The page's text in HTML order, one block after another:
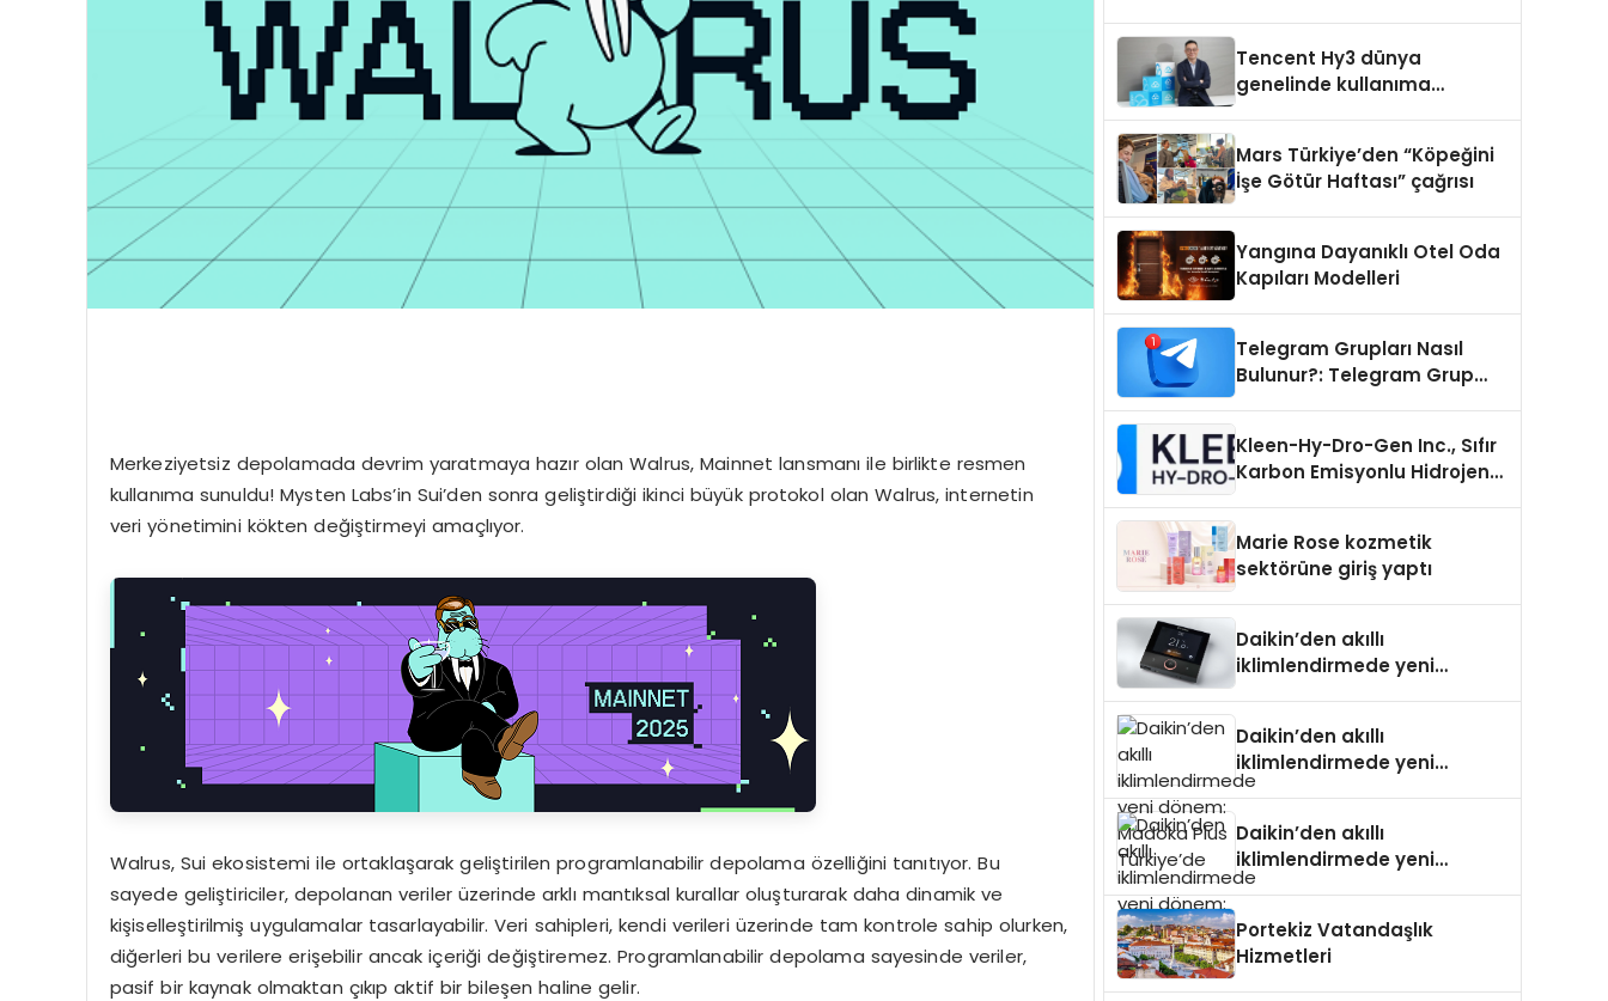
Merkeziyetsiz depolamada devrim yaratmaya hazır olan Walrus, Mainnet lansmanı ile birlikte resmen
kullanıma sunuldu! Mysten Labs’in Sui’den sonra geliştirdiği ikinci büyük protokol olan Walrus, internetin
veri yönetimini kökten değiştirmeyi amaçlıyor.
Walrus, Sui ekosistemi ile ortaklaşarak geliştirilen programlanabilir depolama özelliğini tanıtıyor. Bu
sayede geliştiriciler, depolanan veriler üzerinde arklı mantıksal kurallar oluşturarak daha dinamik ve
kişiselleştirilmiş uygulamalar tasarlayabilir. Veri sahipleri, kendi verileri üzerinde tam kontrole sahip olurken,
diğerleri bu verilere erişebilir ancak içeriği değiştiremez. Programlanabilir depolama sayesinde veriler,
pasif bir kaynak olmaktan çıkıp aktif bir bileşen haline gelir.
Tencent Hy3 dünya
genelinde kullanıma
Mars Türkiye’den “Köpeğini
İşe Götür Haftası” çağrısı
Yangına Dayanıklı Otel Oda
Kapıları Modelleri
Telegram Grupları Nasıl
Bulunur?: Telegram Grup
Kleen-Hy-Dro-Gen Inc., Sıfır
Karbon Emisyonlu Hidrojen
Aldı
Marie Rose kozmetik
sektörüne giriş yaptı
Daikin’den akıllı
iklimlendirmede yeni
Daikin’den akıllı
iklimlendirmede yeni
dönem: Madoka Plus
Daikin’den akıllı
iklimlendirmede yeni
dönem: Madoka Plus
Portekiz Vatandaşlık
Hizmetleri